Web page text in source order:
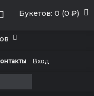
Букетов: 0 (0 ₽)
Вход